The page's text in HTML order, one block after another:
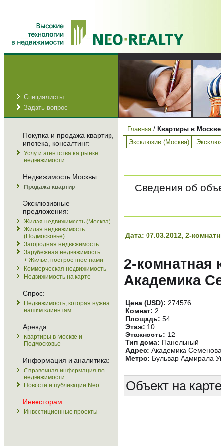
Специалисты
Задать вопрос
Покупка и продажа квартир,
ипотека, консалтинг:
Услуги агентства на рынке
недвижимости
Недвижимость Москвы:
Продажа квартир
Эксклюзивные
предложения:
Жилая недвижимость (Москва)
Жилая недвижимость
(Подмосковье)
Загородная недвижимость
Зарубежная недвижимость
+ Жилье, построенное нами
Коммерческая недвижимость
Недвижимость на карте
Спрос:
Недвижимость, которая нужна
нашим клиентам
Аренда:
Квартиры в Москве и
Подмосковье
Информация и аналитика:
Справочная информация по
недвижимости
Новости и публикации Neo
Инвесторам:
Инвестиционные проекты
Главная / Квартиры в
Эксклюзив (Москва)
Сведения об
Дата: 07.03.2012, 2-
2-комнатная
Академика
Цена (USD): 274576
Комнат: 2
Площадь: 54
Этаж: 10
Этажность: 12
Тип дома: Панельный
Адрес: Академика
Метро: Бульвар Адмирала
Объект на карте